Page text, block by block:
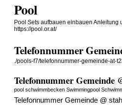
Pool
Pool Sets aufbauen einbauen
https://pool.or.at/
Telefonnummer
./pools-f7/telefonnummer-gemeinde-at-
Telefonnummer Gemeinde
pool schwimmbecken Swimmingpool
Telefonnummer Gemeinde @